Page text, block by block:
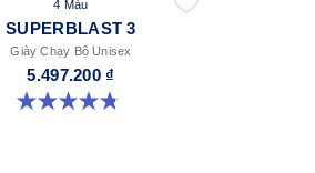
4 Màu
SUPERBLAST 3
Giày Chạy Bộ Unisex
5.497.200 ₫
4.8 trong số 5 sao. 757 đánh giá